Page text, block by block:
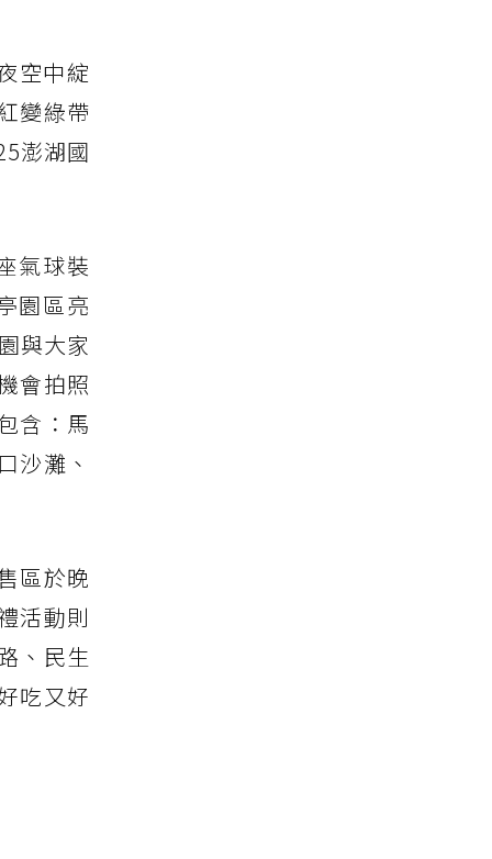
空中綻
變綠帶
澎湖國
氣球裝
園區亮
與大家
會拍照
含：馬
沙灘、
區於晚
活動則
、民生
吃又好